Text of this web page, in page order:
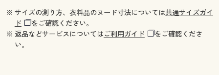
※ サイズの測り方、衣料品のヌード寸法については共通サイズガイ
ド
をご確認ください。
※ 返品などサービスについてはご利用ガイド
をご確認くださ
い。